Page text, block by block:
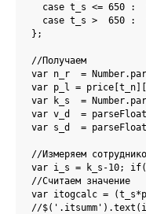
case t_s <= 650 :
case t_s >  650 :
};
//Получаем
var n_r  =
var p_l =
var k_s  =
var v_d  =
var s_d  =
//Измеряем
var i_s = k_s-10;
//Cчитаем значение
var itogcalc =
//